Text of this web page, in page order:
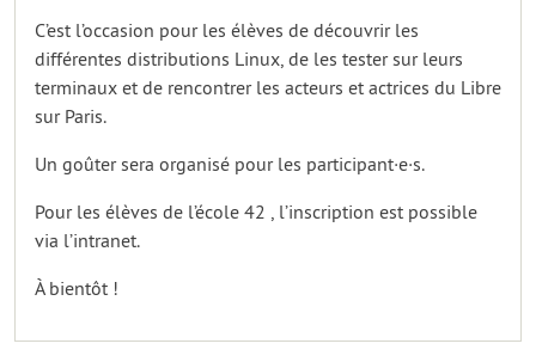
C’est l’occasion pour les élèves de découvrir les
différentes distributions Linux, de les tester sur leurs
terminaux et de rencontrer les acteurs et actrices du Libre
sur Paris.
Un goûter sera organisé pour les participant·e·s.
Pour les élèves de l’école 42 , l’inscription est possible
via l’intranet.
À bientôt !